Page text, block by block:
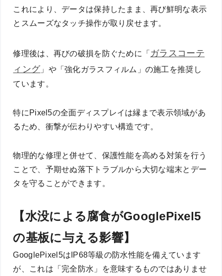
これにより、データは保持したまま、再び鮮明な表示
とスムーズなタッチ操作が取り戻せます。
修理後は、再びの破損を防ぐために「 ガラスコーテ
ィング 」や「強化ガラスフィルム」の施工を推奨し
ています。
特にPixel5の全面ディスプレイは縁まで表示領域があ
るため、衝撃が伝わりやすい構造です。
物理的な修理と併せて、保護性能を高める対策を行う
ことで、予期せぬ落下トラブルから大切な端末とデー
タを守ることができます。
【水没による腐食がGooglePixel5
の基板に与える影響】
GooglePixel5はIP68等級の防水性能を備えています
が、これは「完全防水」を意味するものではありませ